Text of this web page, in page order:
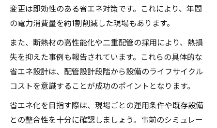
変更は即効性のある省エネ対策です。これにより、年間
の電力消費量を約1割削減した現場もあります。
また、断熱材の高性能化や二重配管の採用により、熱損
失を抑えた事例も報告されています。これらの具体的な
省エネ設計は、配管設計段階から設備のライフサイクル
コストを意識することが成功のポイントとなります。
省エネ化を目指す際は、現場ごとの運用条件や既存設備
との整合性を十分に確認しましょう。事前のシミュレー